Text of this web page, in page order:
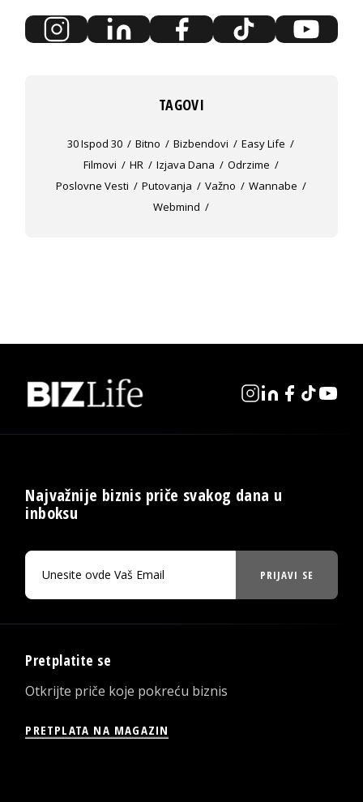
TAGOVI
30 Ispod 30 Bitno Bizbendovi
Easy Life
Filmovi
HR Izjava Dana
Odrzime
Poslovne Vesti
Putovanja Važno
Wannabe
Webmind
Najvažnije biznis priče svakog dana u
inboksu
PRIJAVI SE
Pretplatite se
Otkrijte priče koje pokreću biznis
PRETPLATA NA MAGAZIN